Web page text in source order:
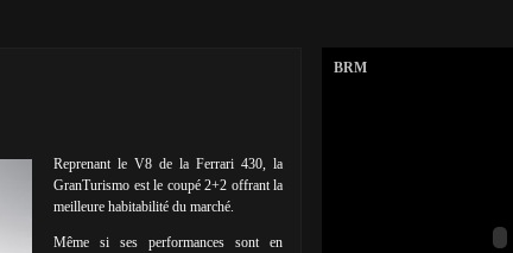
Reprenant le V8 de la Ferrari 430, la
GranTurismo est le coupé 2+2 offrant la
meilleure habitabilité du marché.
Même si ses performances sont en
BRM